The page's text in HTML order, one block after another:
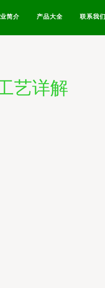
简介 产品大全 联系我们
艺详解